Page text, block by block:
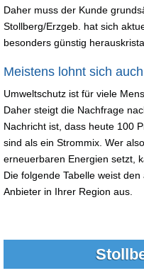
Daher muss der Kunde
Stollberg/Erzgeb. hat sich
besonders günstig
Meistens lohnt sich
Umweltschutz ist für viele
Daher steigt die Nachfrage
Nachricht ist, dass heute 100
sind als ein Strommix. Wer
erneuerbaren Energien setzt,
Die folgende Tabelle weist
Anbieter in Ihrer Region aus.